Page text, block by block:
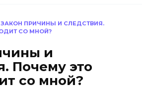
ЗАКОН ПРИЧИНЫ И СЛЕДСТВИЯ.
СО МНОЙ?
и
Почему это
со мной?